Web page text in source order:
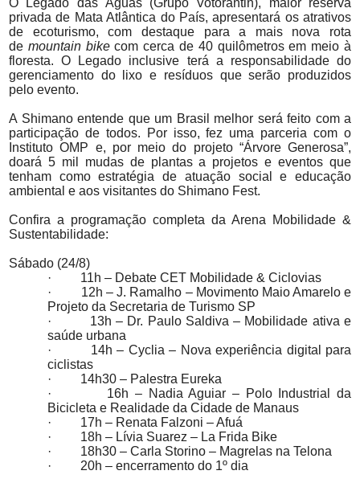
O Legado das Águas (Grupo Votorantin), maior reserva
privada de Mata Atlântica do País, apresentará os atrativos
de ecoturismo, com destaque para a mais nova rota
de mountain bikecom cerca de 40 quilômetros em meio à
floresta. O Legado inclusive terá a responsabilidade do
gerenciamento do lixo e resíduos que serão produzidos
pelo evento.
A Shimano entende que um Brasil melhor será feito com a
participação de todos. Por isso, fez uma parceria com o
Instituto OMP e, por meio do projeto “Árvore Generosa”,
doará 5 mil mudas de plantas a projetos e eventos que
tenham como estratégia de atuação social e educação
ambiental e aos visitantes do Shimano Fest.
Confira a programação completa da Arena Mobilidade &
Sustentabilidade:
Sábado (24/8)
·
11h – Debate CET Mobilidade & Ciclovias
·
12h – J. Ramalho – Movimento Maio Amarelo e
Projeto da Secretaria de Turismo SP
·
13h – Dr. Paulo Saldiva – Mobilidade ativa e
saúde urbana
·
14h – Cyclia – Nova experiência digital para
ciclistas
·
14h30 – Palestra Eureka
·
16h – Nadia Aguiar – Polo Industrial da
Bicicleta e Realidade da Cidade de Manaus
·
17h – Renata Falzoni – Afuá
·
18h – Lívia Suarez – La Frida Bike
·
18h30 – Carla Storino – Magrelas na Telona
·
20h – encerramento do 1º dia